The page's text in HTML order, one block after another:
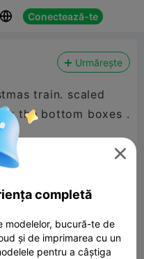
 Conectează-te
Urmărește
train. scaled
the bottom boxes .

completă
modelelor, bucură-te de
și de imprimarea cu un
pentru a câștiga